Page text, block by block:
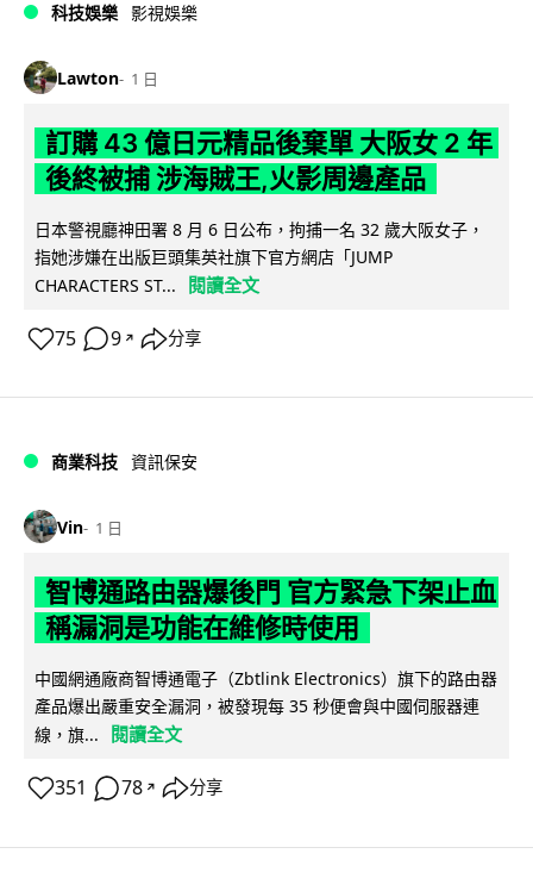
科技娛樂 影視娛樂
Lawton 1 日
訂購 43 億日元精品後棄單 大阪女 2 年
後終被捕 涉海賊王,火影周邊產品
日本警視廳神田署 8 月 6 日公布，拘捕一名 32 歲大阪女子，
指她涉嫌在出版巨頭集英社旗下官方網店「JUMP
CHARACTERS ST...
閱讀全文
75 9 ↗ 分享
商業科技 資訊保安
Vin 1 日
智博通路由器爆後門 官方緊急下架止血
稱漏洞是功能在維修時使用
中國網通廠商智博通電子（Zbtlink Electronics）旗下的路由器
產品爆出嚴重安全漏洞，被發現每 35 秒便會與中國伺服器連
線，旗...
閱讀全文
351 78 ↗ 分享